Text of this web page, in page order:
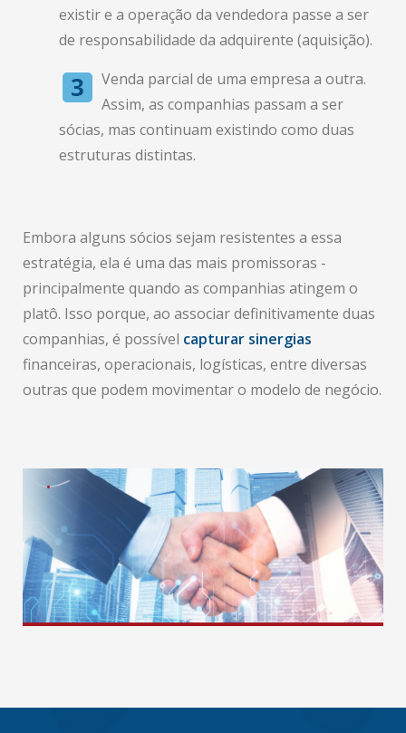
existir e a operação da vendedora passe a ser
de responsabilidade da adquirente (aquisição).
Venda parcial de uma empresa a outra.
Assim, as companhias passam a ser
sócias, mas continuam existindo como duas
estruturas distintas.
Embora alguns sócios sejam resistentes a essa
estratégia, ela é uma das mais promissoras -
principalmente quando as companhias atingem o
platô. Isso porque, ao associar definitivamente duas
companhias, é possível capturar sinergias
financeiras, operacionais, logísticas, entre diversas
outras que podem movimentar o modelo de negócio.